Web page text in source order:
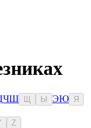
ЧШ Ы ЭЮ Я
Z